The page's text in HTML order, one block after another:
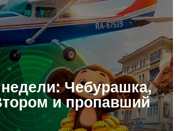
Чебурашка,
и пропавший